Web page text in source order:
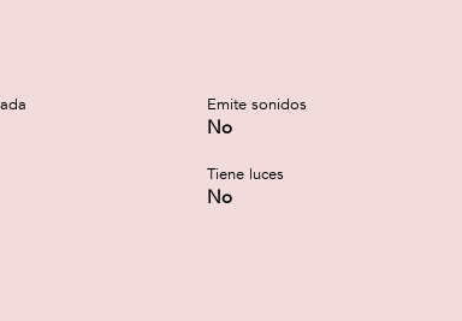
Emite sonidos
No
Tiene luces
No